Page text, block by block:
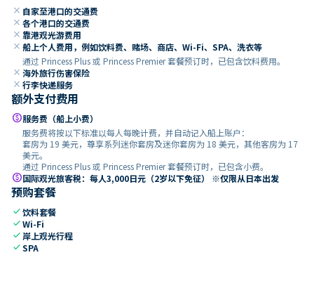
close 自家至港口的交通费
close 各个港口的交通费
close 靠港观光游费用
close 船上个人费用，例如饮料费、赌场、商店、Wi-Fi、SPA、洗衣等
通过 Princess Plus 或 Princess Premier 套餐预订时，已包含饮料费用。
close 海外旅行伤害保险
close 行李快递服务
额外支付费用
paid服务费（船上小费）
服务费将按以下标准以每人每晚计费，并自动记入船上账户：
套房为 19 美元，尊享系列迷你套房及迷你套房为 18 美元，其他客房为 17
美元。
通过 Princess Plus 或 Princess Premier 套餐预订时，已包含小费。
paid国际观光旅客税：每人3,000日元（2岁以下免征） ※仅限从日本出发
预购套餐
check饮料套餐
checkWi-Fi
check 岸上观光行程
checkSPA